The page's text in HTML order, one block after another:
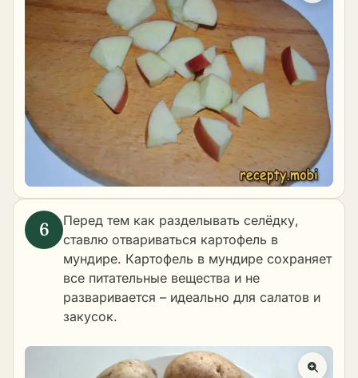
Перед тем как разделывать селёдку,
ставлю отвариваться картофель в
мундире. Картофель в мундире сохраняет
все питательные вещества и не
разваривается – идеально для салатов и
закусок.